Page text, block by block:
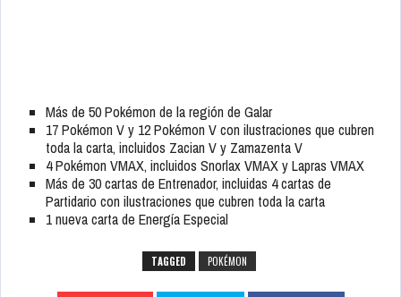
Más de 50 Pokémon de la región de Galar
17 Pokémon V y 12 Pokémon V con ilustraciones que cubren
toda la carta, incluidos Zacian V y Zamazenta V
4 Pokémon VMAX, incluidos Snorlax VMAX y Lapras VMAX
Más de 30 cartas de Entrenador, incluidas 4 cartas de
Partidario con ilustraciones que cubren toda la carta
1 nueva carta de Energía Especial
TAGGED POKÉMON